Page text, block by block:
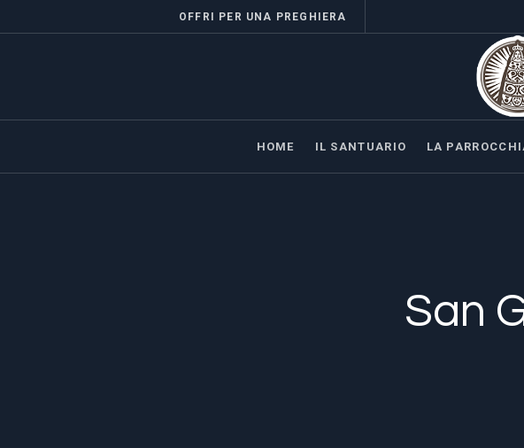
OFFRI PER UNA PREGHIERA
HOME IL SANTUARIO LA
San